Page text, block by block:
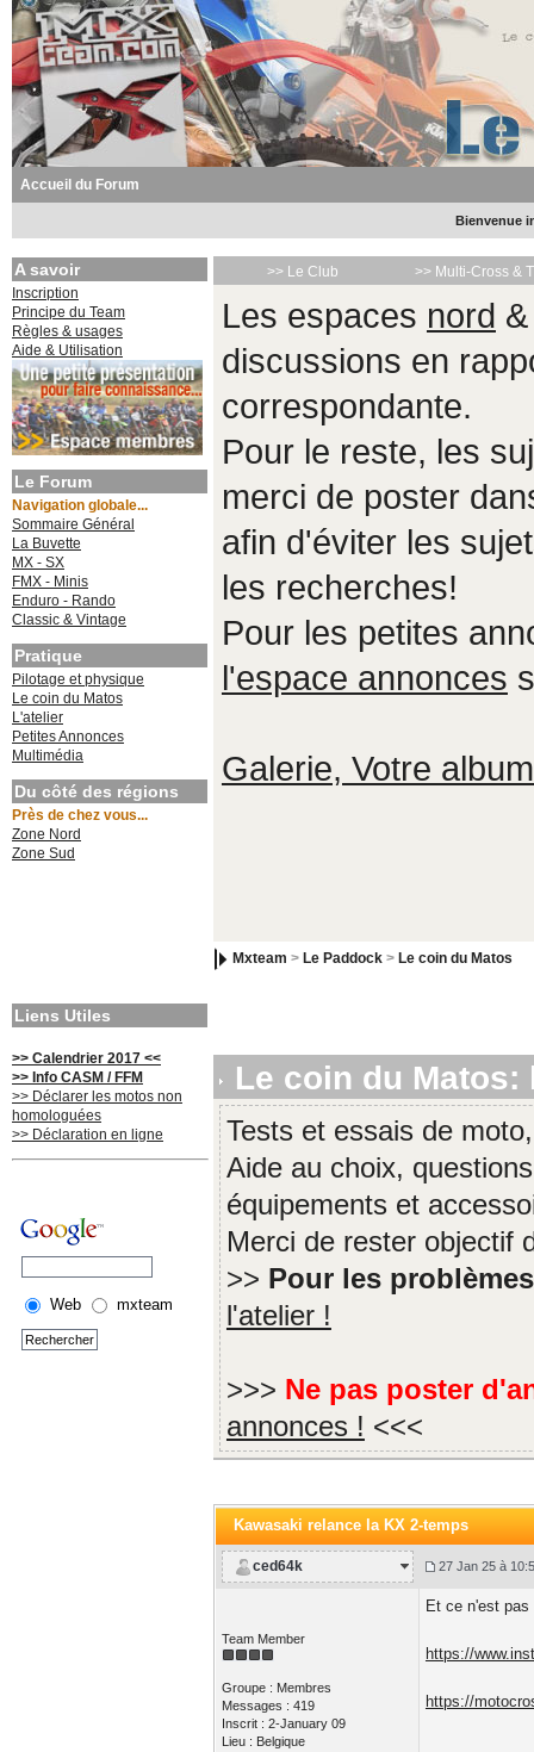
Accueil du Forum
Bienvenue
A savoir
Inscription
Principe du Team
Règles & usages
Aide & Utilisation
Le Forum
Navigation globale...
Sommaire Général
La Buvette
MX - SX
FMX - Minis
Enduro - Rando
Classic & Vintage
Pratique
Pilotage et physique
Le coin du Matos
L'atelier
Petites Annonces
Multimédia
Du côté des régions
Près de chez vous...
Zone Nord
Zone Sud
Liens Utiles
>> Calendrier 2017 <<
>> Info CASM / FFM
>> Déclarer les motos non
homologuées
>> Déclaration en ligne
Web mxteam
>> Le Club >> Multi-Cross &
Les espaces nord
discussions en
correspondante.
Pour le reste, les
merci de poster
afin d'éviter les
les recherches!
Pour les petites
l'espace annonces
Galerie, Votre
Mxteam > Le Paddock> Le coin du Matos
Le coin du
Tests et essais de
Aide au choix,
équipements et
Merci de rester objectif
>> Pour les
l'atelier !
>>> Ne pas poster
annonces ! <<<
Kawasaki relance la KX 2-temps
ced64k 27 Jan 25 à
Team Member
Groupe : Membres
Messages : 419
Inscrit : 2-January 09
Lieu : Belgique
Et ce n'est
https://
https://